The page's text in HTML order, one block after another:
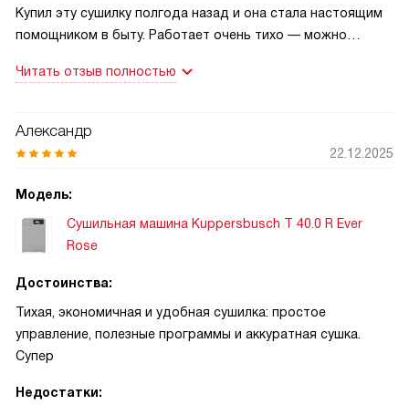
Купил эту сушилку полгода назад и она стала настоящим
помощником в быту. Работает очень тихо — можно
облегчило нашу жизнь. Экономия заметна: потребление
пересушены и не портятся. Удобный цвет и аккуратный
дизайн вписались в интерьер, а крупный цветной экран
привезли влажные куртки и пляжные полотенца, и я успел
высушить всё к вечеру, используя экспресс-программу и
корзину для мелких вещей — одежда вышла мягкой и
аллергик, и программа удаления пыльцы помогла быстро
освежить рабочие рубашки; после стирки и сушки
раздражение почти не проявлялось.
Читать отзыв полностью
Александр
22.12.2025
Модель:
Сушильная машина Kuppersbusch T 40.0 R Ever
Rose
Достоинства:
Тихая, экономичная и удобная сушилка: простое
управление, полезные программы и аккуратная сушка.
Супер
Недостатки: